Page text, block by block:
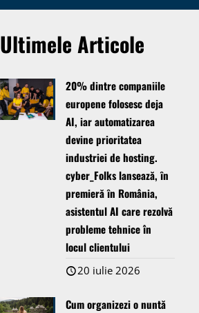
Ultimele Articole
20% dintre companiile
europene folosesc deja
AI, iar automatizarea
devine prioritatea
industriei de hosting.
cyber_Folks lansează, ȋn
premieră ȋn România,
asistentul AI care rezolvă
probleme tehnice în
locul clientului
20 iulie 2026
Cum organizezi o nuntă